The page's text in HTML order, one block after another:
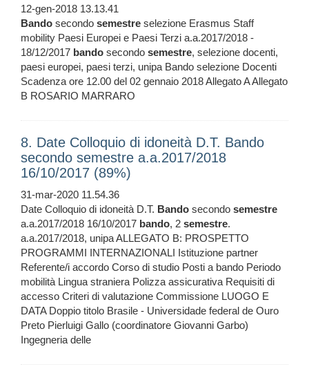
12-gen-2018 13.13.41
Bando secondo semestre selezione Erasmus Staff
mobility Paesi Europei e Paesi Terzi a.a.2017/2018 -
18/12/2017 bando secondo semestre, selezione docenti,
paesi europei, paesi terzi, unipa Bando selezione Docenti
Scadenza ore 12.00 del 02 gennaio 2018 Allegato A Allegato
B ROSARIO MARRARO
8. Date Colloquio di idoneità D.T. Bando
secondo semestre a.a.2017/2018
16/10/2017 (89%)
31-mar-2020 11.54.36
Date Colloquio di idoneità D.T. Bando secondo semestre
a.a.2017/2018 16/10/2017 bando, 2 semestre.
a.a.2017/2018, unipa ALLEGATO B: PROSPETTO
PROGRAMMI INTERNAZIONALI Istituzione partner
Referente/i accordo Corso di studio Posti a bando Periodo
mobilità Lingua straniera Polizza assicurativa Requisiti di
accesso Criteri di valutazione Commissione LUOGO E
DATA Doppio titolo Brasile - Universidade federal de Ouro
Preto Pierluigi Gallo (coordinatore Giovanni Garbo)
Ingegneria delle